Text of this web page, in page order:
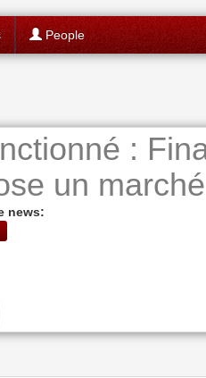
People
:
un
news: